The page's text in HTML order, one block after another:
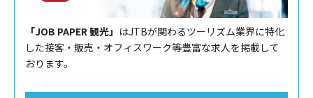
「JOB PAPER 観光」 はJTBが関わるツーリズム業界に特化
した接客・販売・オフィスワーク等豊富な求人を掲載して
おります。